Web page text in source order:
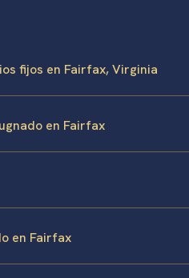
fijos en Fairfax, Virginia
en Fairfax
en Fairfax